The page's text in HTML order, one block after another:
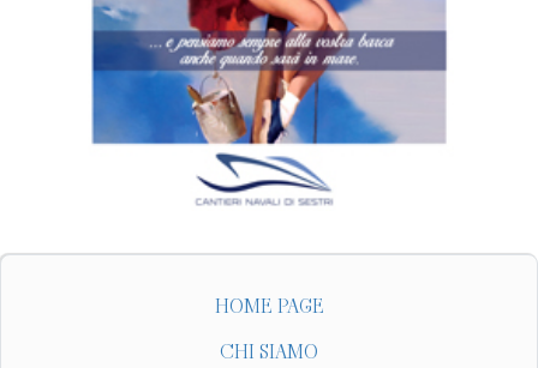
HOME PAGE
CHI SIAMO